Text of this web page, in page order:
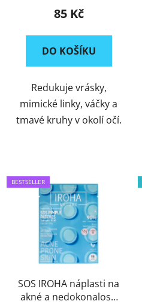
stárnutí
85 Kč
DO KOŠÍKU
Redukuje vrásky,
mimické linky, váčky a
tmavé kruhy v okolí očí.
BESTSELLER
SOS IROHA náplasti na
akné a nedokonalosti